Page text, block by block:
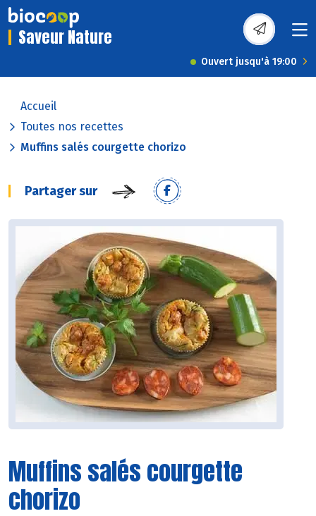
Saveur Nature
Ouvert jusqu'à 19:00
Accueil
Toutes nos recettes
Muffins salés courgette chorizo
Partager sur
Muffins salés courgette
chorizo